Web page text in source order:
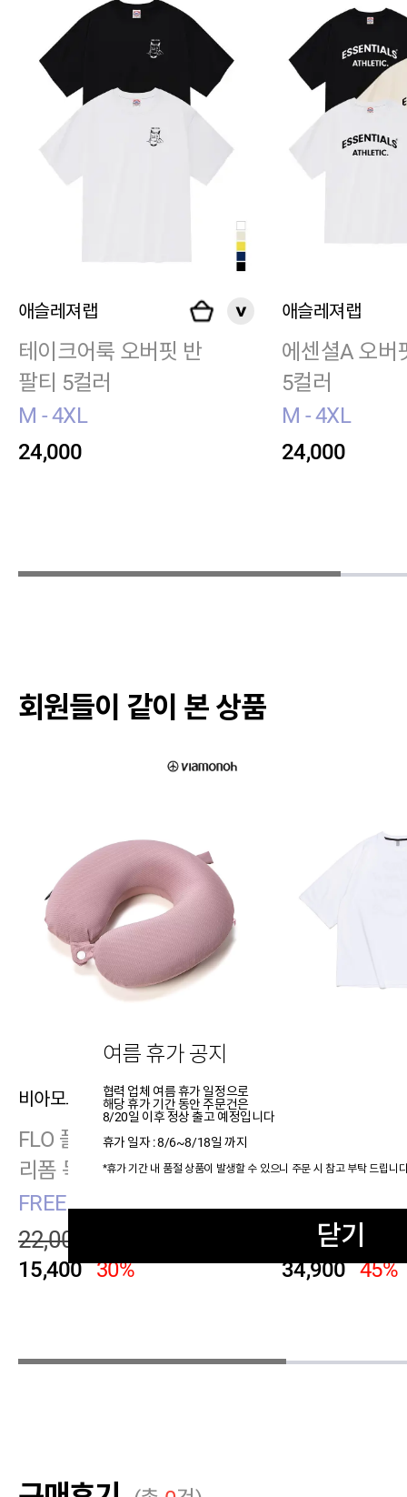
애슬레져랩
테이크어룩 오버핏 반
팔티 5컬러
M - 4XL
24,000
애슬레져랩
에센셜A 오버
5컬러
M - 4XL
24,000
회원들이 같이 본 상품
비아모노
FLO 플로 여행용 메모
리폼 목베개 (핑크)
FREE
22,000
15,400 30%
반팔티셔츠 (
2XL~3XL
64,000
34,900 45%
여름 휴가 공지
협력 업체 여름 휴가 일정으로
해당 휴가 기간 동안 주문건은
8/20일 이후 정상 출고 예정입니다
휴가 일자 : 8/6~8/18일 까지
*휴가 기간 내 품절 상품이 발생할 수 있으니 주문 시 참고 부탁 드립니
닫기